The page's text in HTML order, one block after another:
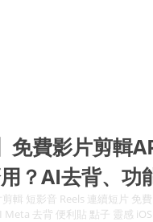
免費影片剪輯
？AI去背、功
輯 短影音 Reels 連續短片 免
Meta 去背 便利貼 點子 靈感